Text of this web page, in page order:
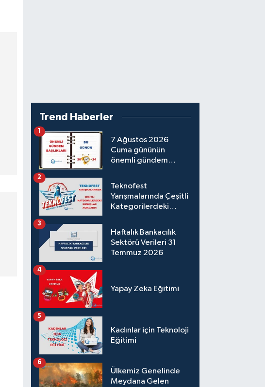
Trend Haberler
7 Ağustos 2026
Cuma gününün
önemli gündem
1
Teknofest
Yarışmalarında Çeşitli
Kategorilerdeki
2
Haftalık Bankacılık
Sektörü Verileri 31
Temmuz 2026
3
Yapay Zeka Eğitimi
4
Kadınlar için Teknoloji
Eğitimi
5
Ülkemiz Genelinde
Meydana Gelen
6